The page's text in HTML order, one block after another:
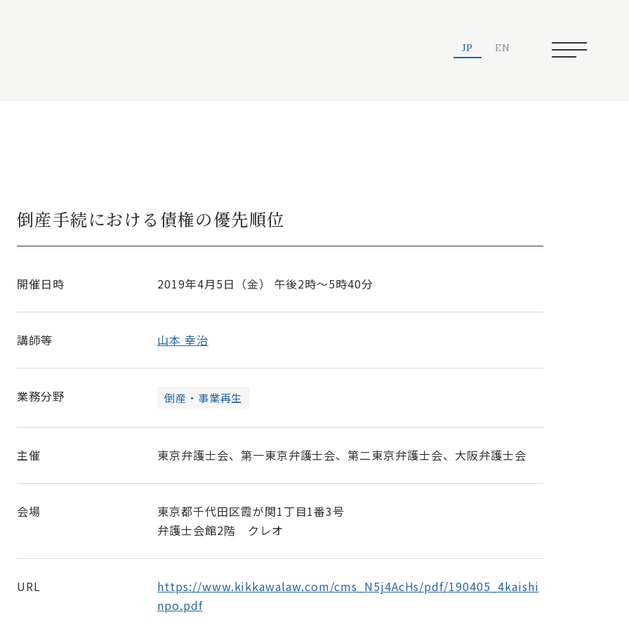
JP EN
倒産手続における債権の優先順位
開催日時 2019年4月5日（金） 午後2時～5時40分
講師等 山本 幸治
業務分野 倒産・事業再生
主催 東京弁護士会、第一東京弁護士会、第二東京弁護士会、大阪弁護士会
会場
東京都千代田区霞が関1丁目1番3号
弁護士会館2階 クレオ
URL
https://www.kikkawalaw.com/cms_N5j4AcHs/pdf/190405_4kaishi
npo.pdf